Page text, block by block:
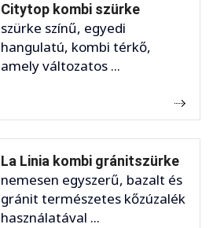
Citytop kombi szürke
szürke színű, egyedi
hangulatú, kombi térkő,
amely változatos ...
La Linia kombi gránitszürke
nemesen egyszerű, bazalt és
gránit természetes kőzúzalék
használatával ...